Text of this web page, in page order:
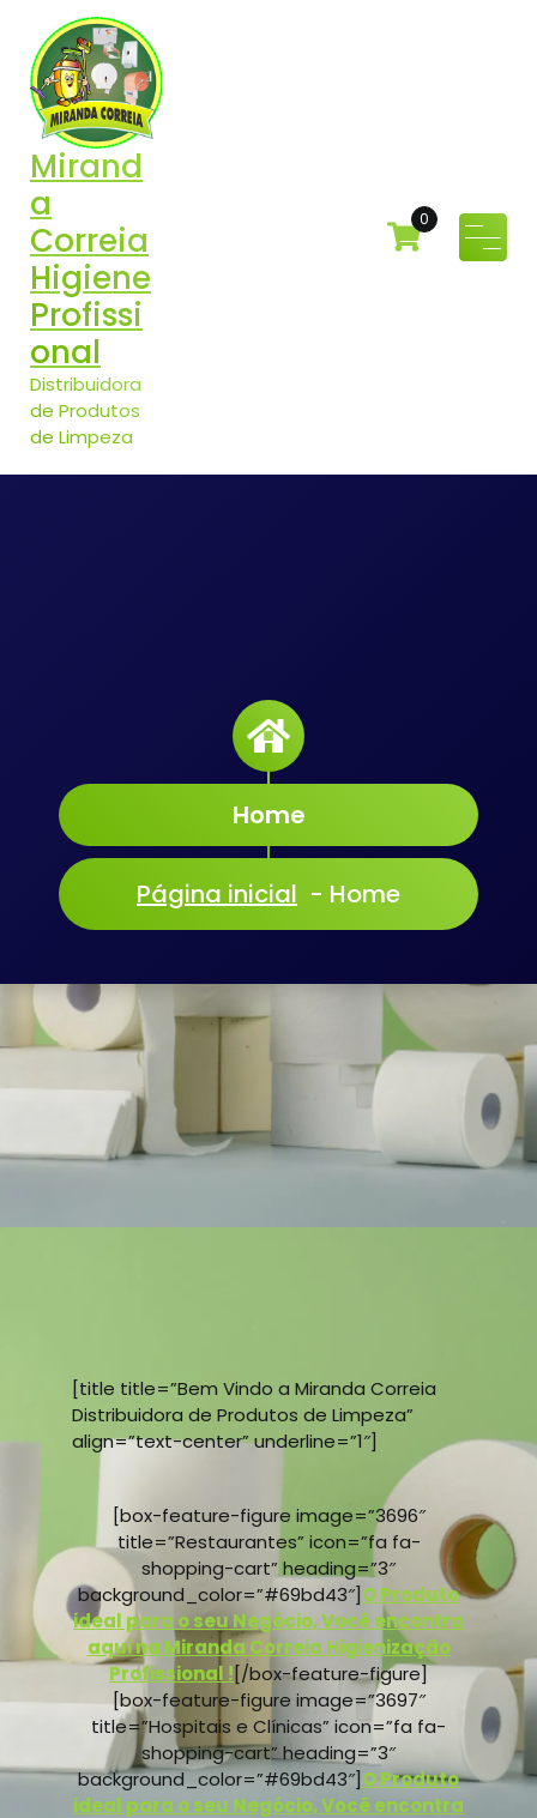
conteúdo
Mirand
a
Correia
Higiene
Profissi
onal
Distribuidora
de Produtos
de Limpeza
0
Home
Página inicial - Home
[title title=”Bem Vindo a Miranda Correia
Distribuidora de Produtos de Limpeza”
align=”text-center” underline=”1″]
[box-feature-figure image=”3696″
title=”Restaurantes” icon=”fa fa-
shopping-cart” heading=”3″
background_color=”#69bd43″]O Produto
ideal para o seu Negócio, Você encontra
aqui na Miranda Correia Higienização
Profissional ![/box-feature-figure]
[box-feature-figure image=”3697″
title=”Hospitais e Clínicas” icon=”fa fa-
shopping-cart” heading=”3″
background_color=”#69bd43″]O Produto
ideal para o seu Negócio, Você encontra